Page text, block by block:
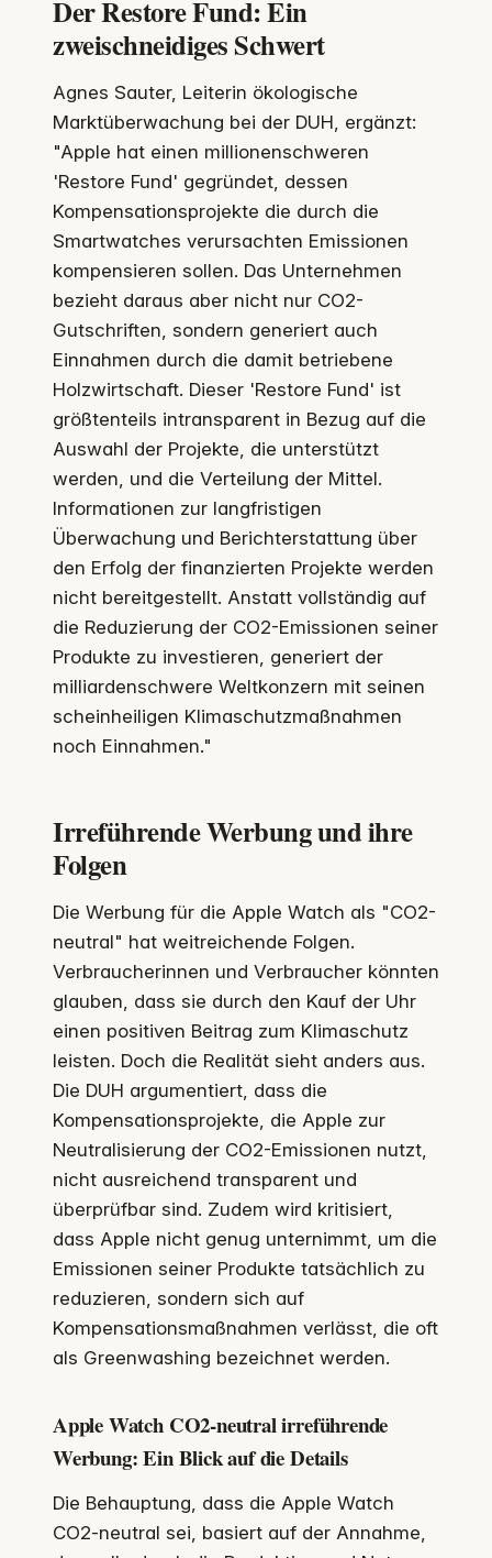
Der Restore Fund: Ein
zweischneidiges Schwert
Agnes Sauter, Leiterin ökologische
Marktüberwachung bei der DUH, ergänzt:
"Apple hat einen millionenschweren
'Restore Fund' gegründet, dessen
Kompensationsprojekte die durch die
Smartwatches verursachten Emissionen
kompensieren sollen. Das Unternehmen
bezieht daraus aber nicht nur CO2-
Gutschriften, sondern generiert auch
Einnahmen durch die damit betriebene
Holzwirtschaft. Dieser 'Restore Fund' ist
größtenteils intransparent in Bezug auf die
Auswahl der Projekte, die unterstützt
werden, und die Verteilung der Mittel.
Informationen zur langfristigen
Überwachung und Berichterstattung über
den Erfolg der finanzierten Projekte werden
nicht bereitgestellt. Anstatt vollständig auf
die Reduzierung der CO2-Emissionen seiner
Produkte zu investieren, generiert der
milliardenschwere Weltkonzern mit seinen
scheinheiligen Klimaschutzmaßnahmen
noch Einnahmen."
Irreführende Werbung und ihre
Folgen
Die Werbung für die Apple Watch als "CO2-
neutral" hat weitreichende Folgen.
Verbraucherinnen und Verbraucher könnten
glauben, dass sie durch den Kauf der Uhr
einen positiven Beitrag zum Klimaschutz
leisten. Doch die Realität sieht anders aus.
Die DUH argumentiert, dass die
Kompensationsprojekte, die Apple zur
Neutralisierung der CO2-Emissionen nutzt,
nicht ausreichend transparent und
überprüfbar sind. Zudem wird kritisiert,
dass Apple nicht genug unternimmt, um die
Emissionen seiner Produkte tatsächlich zu
reduzieren, sondern sich auf
Kompensationsmaßnahmen verlässt, die oft
als Greenwashing bezeichnet werden.
Apple Watch CO2-neutral irreführende
Werbung: Ein Blick auf die Details
Die Behauptung, dass die Apple Watch
CO2-neutral sei, basiert auf der Annahme,